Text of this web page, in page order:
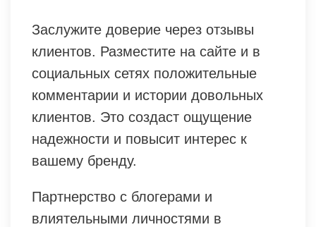
Заслужите доверие через отзывы
клиентов. Разместите на сайте и в
социальных сетях положительные
комментарии и истории довольных
клиентов. Это создаст ощущение
надежности и повысит интерес к
вашему бренду.
Партнерство с блогерами и
влиятельными личностями в